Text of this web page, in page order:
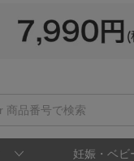
妊娠・ベビ